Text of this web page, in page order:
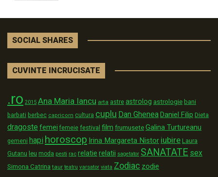
SOCIAL SHARES
CUVINTE INCRUCISATE
.ro 2015 Ana Maria Iancu arta astre astrolog astrologie bani
barbati berbec capricorn cultura cuplu Dan GheneaDaniel Filip Dieta
dragoste femei femeie festival film frumusete Galina Turtureanu
gemeni hapi horoscop Irina Margareta Nistor iubire Laura
Gutanu leu moda pesti rac relatie relatii sagetator SANATATE sex
Simona Catrina taur teatru varsator viata Zodiac zodie